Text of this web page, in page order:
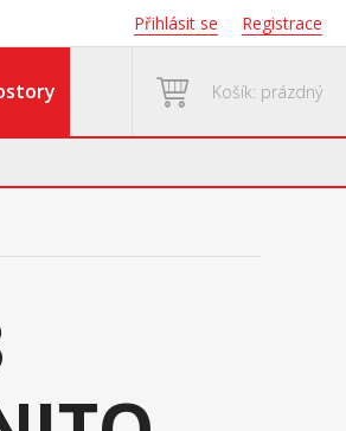
Přihlásit se Registrace
Košík: prázdný